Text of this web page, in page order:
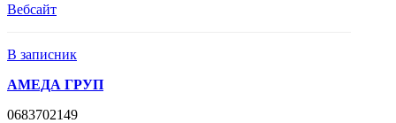
Вебсайт
В записник
АМЕДА ГРУП
0683702149